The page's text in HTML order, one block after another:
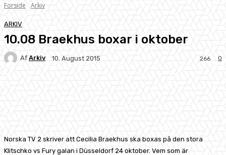
Forside Arkiv
ARKIV
10.08 Braekhus boxar i oktober
Af Arkiv 10. August 2015 0
266
Norska TV 2 skriver att Cecilia Braekhus ska boxas på den stora
Klitschko vs Fury galan i Düsseldorf 24 oktober. Vem som är